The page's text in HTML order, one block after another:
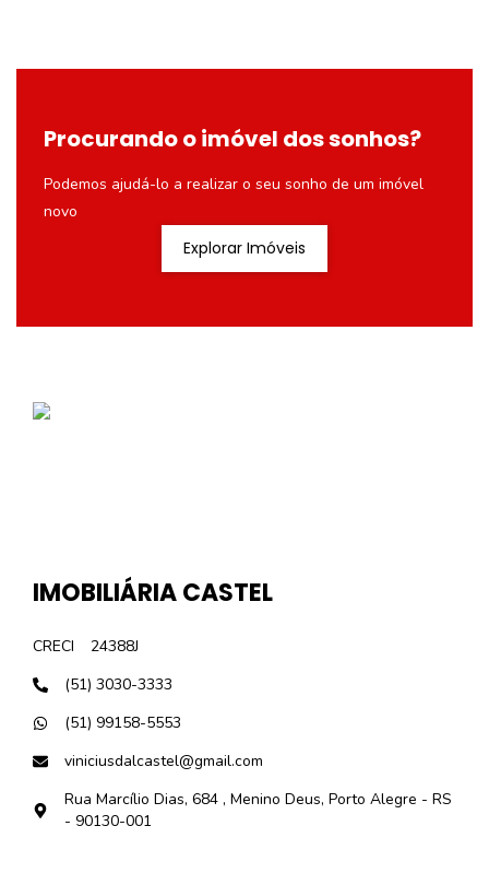
Procurando o imóvel dos sonhos?
Podemos ajudá-lo a realizar o seu sonho de um imóvel
novo
Explorar Imóveis
IMOBILIÁRIA CASTEL
CRECI
24388J
(51) 3030-3333
(51) 99158-5553
viniciusdalcastel@gmail.com
Rua Marcílio Dias, 684 , Menino Deus, Porto Alegre - RS
- 90130-001